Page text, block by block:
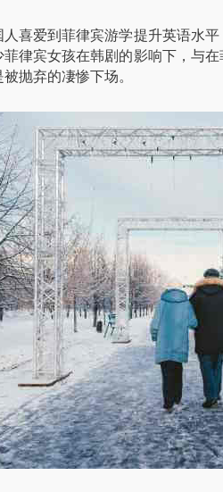
喜爱到菲律宾游学提升英语水
律宾女孩在韩剧的影响下，与
抛弃的凄惨下场。